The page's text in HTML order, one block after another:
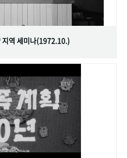
지역 세미나(1972.10.)